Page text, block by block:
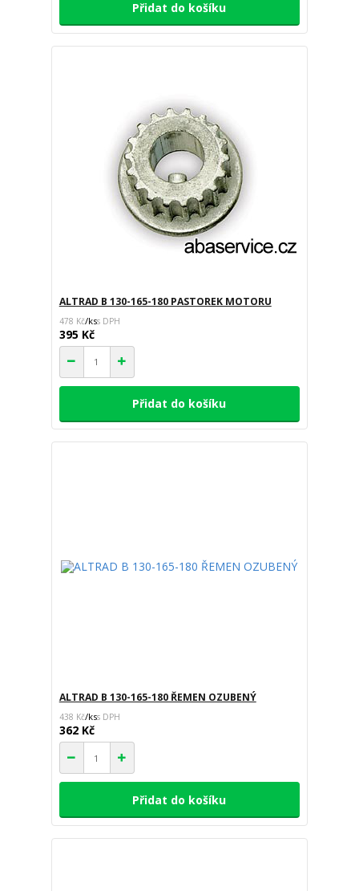
Přidat do košíku
ALTRAD B 130-165-180 PASTOREK MOTORU
478 Kč/ks
395 Kč
Přidat do košíku
ALTRAD B 130-165-180 ŘEMEN OZUBENÝ
438 Kč/ks
362 Kč
Přidat do košíku